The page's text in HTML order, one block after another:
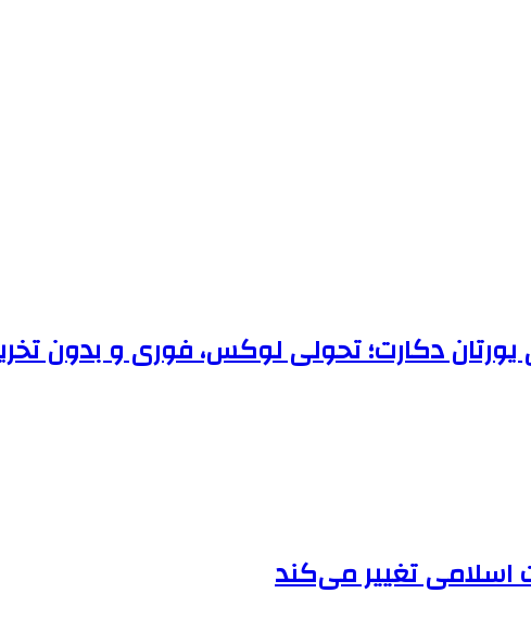
یورتان دکارت؛ تحولی لوکس، فوری و بدون
اسلامی تغییر می‌کند